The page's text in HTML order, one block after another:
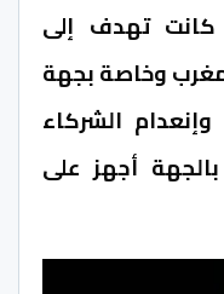
كانت تهدف إلى
وخاصة بجهة
الشركاء
أجهز على